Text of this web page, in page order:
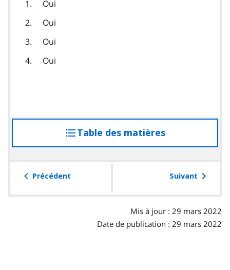
Oui
Oui
Oui
Oui
Table des matières
à
table
Précédent Suivant
Mis à jour : 29 mars 2022
Date de publication : 29 mars 2022